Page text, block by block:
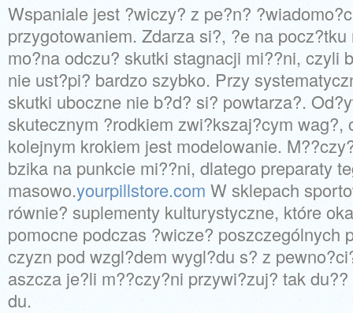
Wspaniale jest ?wiczy? z pe?n?
przygotowaniem. Zdarza si?, ?e na
mo?na odczu? skutki stagnacji mi??ni, czyli
nie ust?pi? bardzo szybko. Przy
skutki uboczne nie b?d? si? powtarza?.
skutecznym ?rodkiem zwi?kszaj?cym wag?,
kolejnym krokiem jest modelowanie.
bzika na punkcie mi??ni, dlatego preparaty
masowo.yourpillstore.com W sklepach
równie? suplementy kulturystyczne, które
pomocne podczas ?wicze? poszczególnych
czyzn pod wzgl?dem wygl?du s? z
aszcza je?li m??czy?ni przywi?zuj? tak
du.